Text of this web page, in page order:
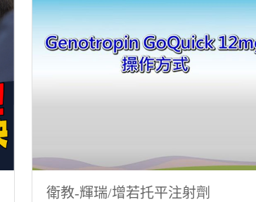
衛教-輝瑞/增若托平注射劑